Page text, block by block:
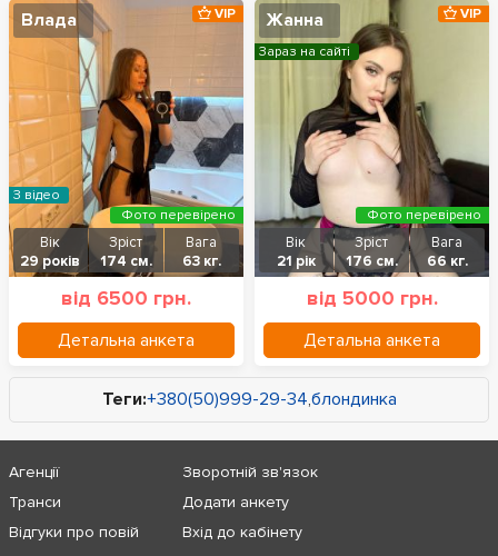
Влада
Вік
29 років
Зріст
174 см.
Вага
63 кг.
від 6500 грн.
Детальна анкета
VIP
З відео
Фото перевірено
Жанна
Вік
21 рік
Зріст
176 см.
Вага
66 кг.
від 5000 грн.
Детальна анкета
VIP
Зараз на сайті
Фото перевірено
Теги:+380(50)999-29-34,блондинка
Агенції
Транси
Відгуки про повій
Зворотній зв'язок
Додати анкету
Вхід до кабінету